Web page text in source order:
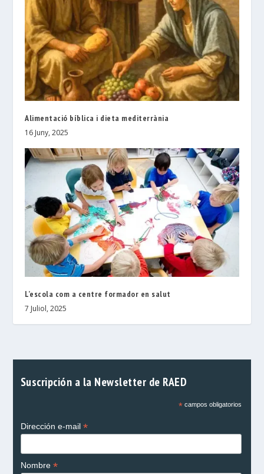
Alimentació bíblica i dieta mediterrània
16 Juny, 2025
L’escola com a centre formador en salut
7 Juliol, 2025
Suscripción a la Newsletter de RAED
*campos obligatorios
Dirección e-mail *
Nombre *